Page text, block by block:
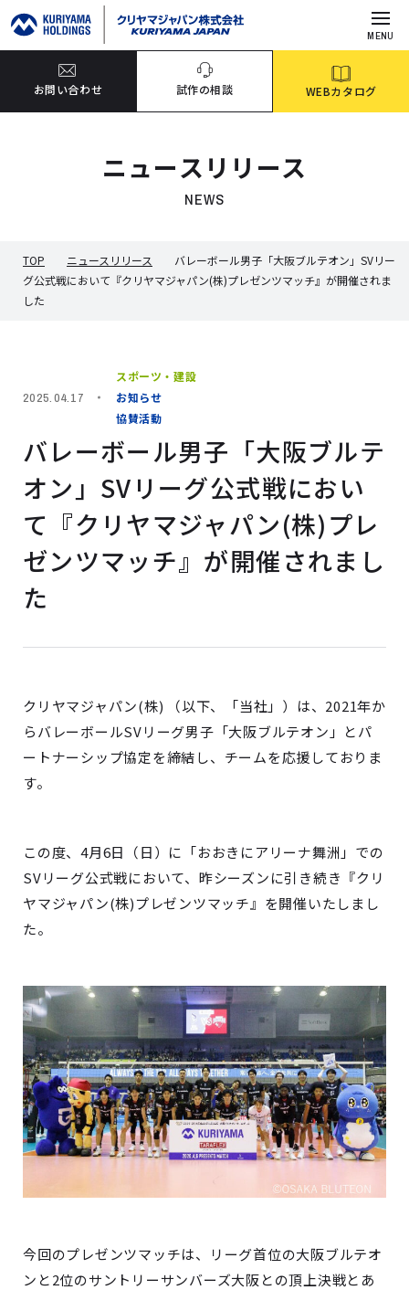
MENU
お問い合わせ 試作の相談 WEBカタログ
ニュースリリース
NEWS
TOP ニュースリリース
バレーボール男子「大阪ブルテオン」SVリー
グ公式戦において『クリヤマジャパン(株)プレゼンツマッチ』が開催されま
した
2025.04.17
スポーツ・建設
お知らせ
協賛活動
バレーボール男子「大阪ブルテ
オン」SVリーグ公式戦におい
て『クリヤマジャパン(株)プレ
ゼンツマッチ』が開催されまし
た
クリヤマジャパン(株) （以下、「当社」）は、2021年か
らバレーボールSVリーグ男子「大阪ブルテオン」とパ
ートナーシップ協定を締結し、チームを応援しておりま
す。
この度、4月6日（日）に「おおきにアリーナ舞洲」での
SVリーグ公式戦において、昨シーズンに引き続き『クリ
ヤマジャパン(株)プレゼンツマッチ』を開催いたしまし
た。
今回のプレゼンツマッチは、リーグ首位の大阪ブルテオ
ンと2位のサントリーサンバーズ大阪との頂上決戦とあ